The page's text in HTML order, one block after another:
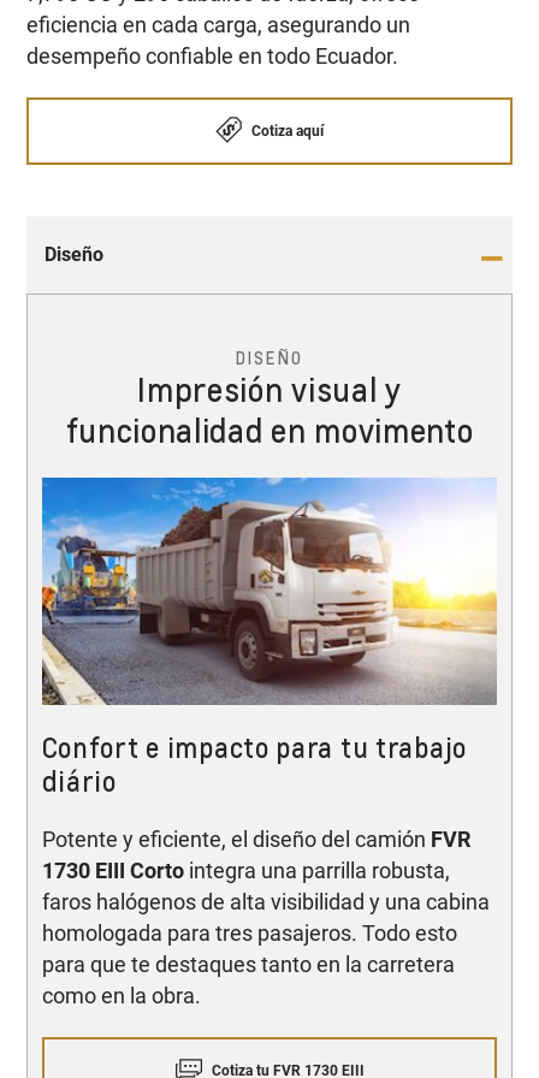
eficiencia en cada carga, asegurando un
desempeño confiable en todo Ecuador.
Cotiza aquí
Diseño
DISEÑO
Impresión visual y
funcionalidad en movimento
Confort e impacto para tu trabajo
diário
Potente y eficiente, el diseño del camión FVR
1730 EIII Cortointegra una parrilla robusta,
faros halógenos de alta visibilidad y una cabina
homologada para tres pasajeros. Todo esto
para que te destaques tanto en la carretera
como en la obra.
Cotiza tu FVR 1730 EIII